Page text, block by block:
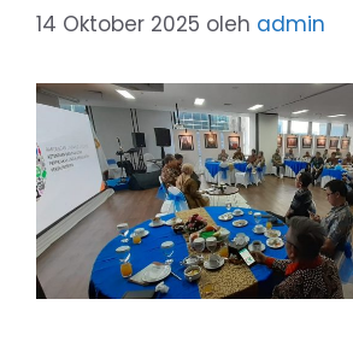
14 Oktober 2025 oleh admin